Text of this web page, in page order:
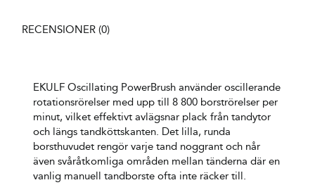
RECENSIONER (0)
EKULF Oscillating PowerBrush använder oscillerande
rotationsrörelser med upp till 8 800 borströrelser per
minut, vilket effektivt avlägsnar plack från tandytor
och längs tandköttskanten. Det lilla, runda
borsthuvudet rengör varje tand noggrant och når
även svåråtkomliga områden mellan tänderna där en
vanlig manuell tandborste ofta inte räcker till.